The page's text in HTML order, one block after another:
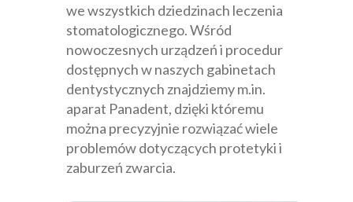
we wszystkich dziedzinach leczenia
stomatologicznego. Wśród
nowoczesnych urządzeń i procedur
dostępnych w naszych gabinetach
dentystycznych znajdziemy m.in.
aparat Panadent, dzięki któremu
można precyzyjnie rozwiązać wiele
problemów dotyczących protetyki i
zaburzeń zwarcia.